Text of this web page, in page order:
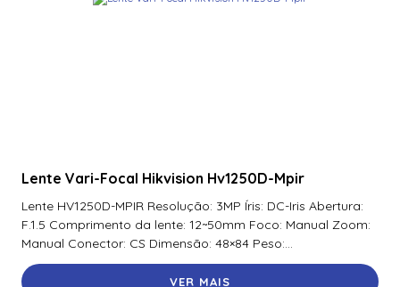
Lente Vari-Focal Hikvision Hv1250D-Mpir
Lente HV1250D-MPIR Resolução: 3MP Íris: DC-Iris Abertura:
F.1.5 Comprimento da lente: 12~50mm Foco: Manual Zoom:
Manual Conector: CS Dimensão: 48×84 Peso:...
VER MAIS